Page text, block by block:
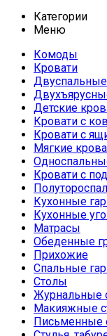
Категории
Меню
Комоды
Кровати
Детские
Кровати с
Кровати с
Мягкие
Кровати с
Кухонные
Кухонные
Матрасы
Обеденные
Прихожие
Спальные
Столы
Журнальные
Макияжные
Письменные